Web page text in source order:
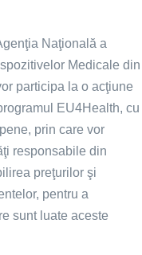
Naţională a
Medicale din
participa la o acţiune
EU4Health, cu
prin care vor
responsabile din
preţurilor şi
pentru a
sunt luate aceste